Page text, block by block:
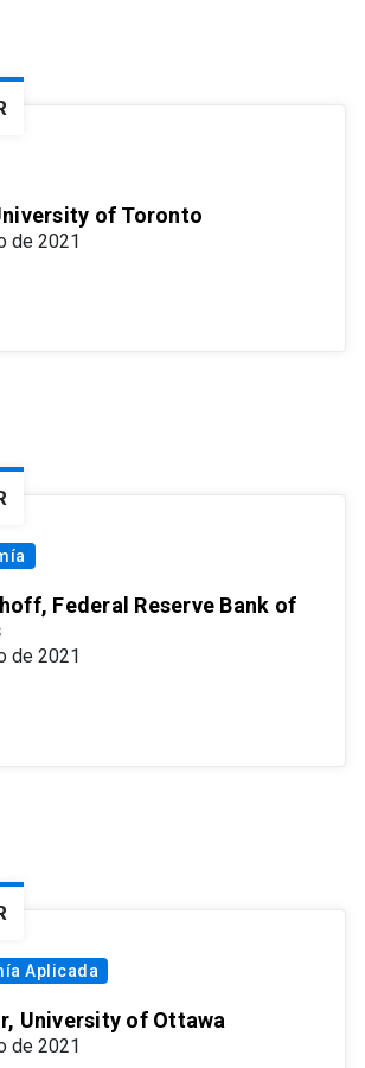
of Toronto
de 2021
Federal Reserve Bank of
de 2021
Aplicada
University of Ottawa
de 2021